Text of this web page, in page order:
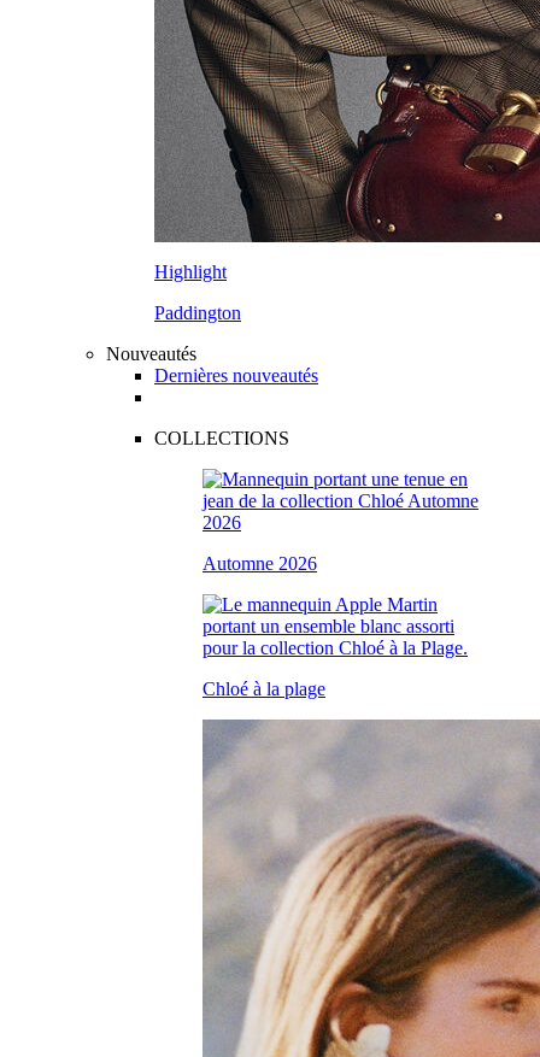
Highlight
Paddington
Nouveautés
Dernières nouveautés
COLLECTIONS
Automne 2026
Chloé à la plage